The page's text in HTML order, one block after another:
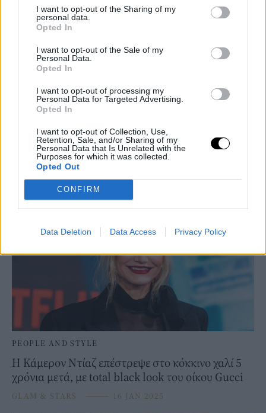
I want to opt-out of the Sharing of my
personal data.
Opted In
I want to opt-out of the Sale of my
Personal Data.
Opted In
I want to opt-out of processing my
Personal Data for Targeted Advertising.
Opted In
I want to opt-out of Collection, Use,
Retention, Sale, and/or Sharing of my
Personal Data that Is Unrelated with the
Purposes for which it was collected.
Opted Out
CONFIRM
Data Deletion Data Access Privacy Policy
PEOPLE AND STYLE
Η Κάμερον Ντίαζ φωτογραφίζεται για τη Vogue
Mexico και αποκαλύπτει τον λόγο της 11χρονης
απουσίας της από τον κινηματογράφο
GLAM & STARS ⸻23 JAN 2025
PEOPLE AND STYLE
Η Κάμερον Ντίαζ επέστρεψε στο κόκκινο χαλί 5
χρόνια μετά, με total black look του οίκου Gucci
GLAM & STARS ⸻ 16 JAN 2025